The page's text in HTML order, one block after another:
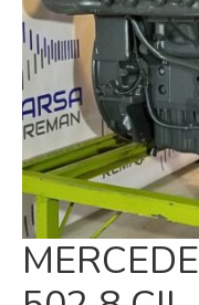
Servicios
A campo
Comercial y
Generación